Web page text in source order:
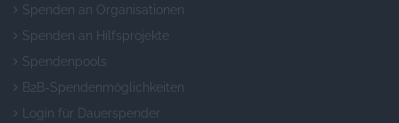
Spenden an Organisationen
Spenden an Hilfsprojekte
Spendenpools
B2B-Spendenmöglichkeiten
Login für Dauerspender